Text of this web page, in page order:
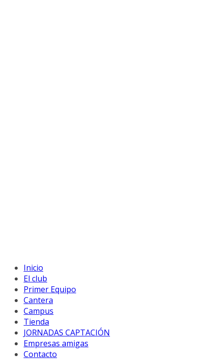
Inicio
El club
Primer Equipo
Cantera
Campus
Tienda
JORNADAS CAPTACIÓN
Empresas amigas
Contacto